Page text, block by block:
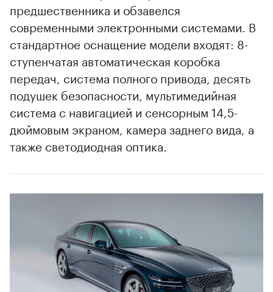
предшественника и обзавелся
современными электронными системами. В
стандартное оснащение модели входят: 8-
ступенчатая автоматическая коробка
передач, система полного привода, десять
подушек безопасности, мультимедийная
система с навигацией и сенсорным 14,5-
дюймовым экраном, камера заднего вида, а
также светодиодная оптика.